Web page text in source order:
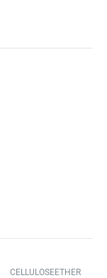
CELLULOSEETHER